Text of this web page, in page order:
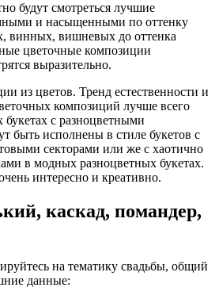
будут смотреться лучшие
и насыщенными по оттенку
винных, вишневых до оттенка
цветочные композиции
выразительно.
из цветов. Тренд естественности и
композиций лучше всего
букетах с разноцветными
быть исполнены в стиле букетов с
секторами или же с хаотично
в модных разноцветных букетах.
интересно и креативно.
каскад, помандер,
на тематику свадьбы, общий
данные: